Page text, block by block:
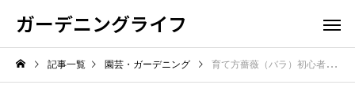
ガーデニングライフ
記事一覧 園芸・ガーデニング 育て方薔薇（バラ）初心者から中級者まで実践する失敗しないコツと年間管理の完全ガイド